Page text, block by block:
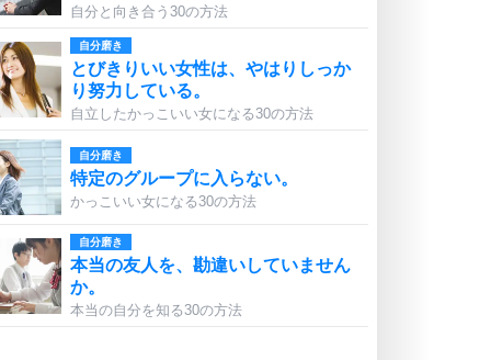
自分と向き合う30の方法
自分磨き
とびきりいい女性は、やはりしっか
り努力している。
自立したかっこいい女になる30の方法
自分磨き
特定のグループに入らない。
かっこいい女になる30の方法
自分磨き
本当の友人を、勘違いしていません
か。
本当の自分を知る30の方法